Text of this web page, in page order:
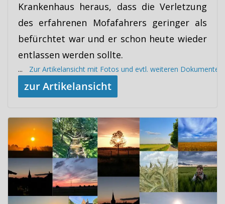
Krankenhaus heraus, dass die Verletzung
des erfahrenen Mofafahrers geringer als
befürchtet war und er schon heute wieder
entlassen werden sollte.
...Zur Artikelansicht mit Fotos und evtl. weiteren Dokumenten
zur Artikelansicht